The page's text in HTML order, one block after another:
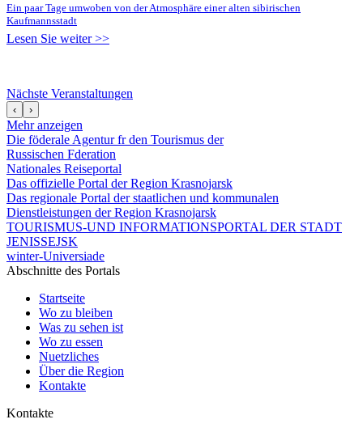
Ein paar Tage umwoben von der Atmosphäre einer alten sibirischen
Kaufmannsstadt
Lesen Sie weiter >>
Nächste Veranstaltungen
‹ ›
Mehr anzeigen
Die föderale Agentur fr den Tourismus der
Russischen Fderation
Nationales Reiseportal
Das offizielle Portal der Region Krasnojarsk
Das regionale Portal der staatlichen und kommunalen
Dienstleistungen der Region Krasnojarsk
TOURISMUS-UND INFORMATIONSPORTAL DER STADT
JENISSEJSK
winter-Universiade
Abschnitte des Portals
Startseite
Wo zu bleiben
Was zu sehen ist
Wo zu essen
Nuetzliches
Über die Region
Kontakte
Kontakte